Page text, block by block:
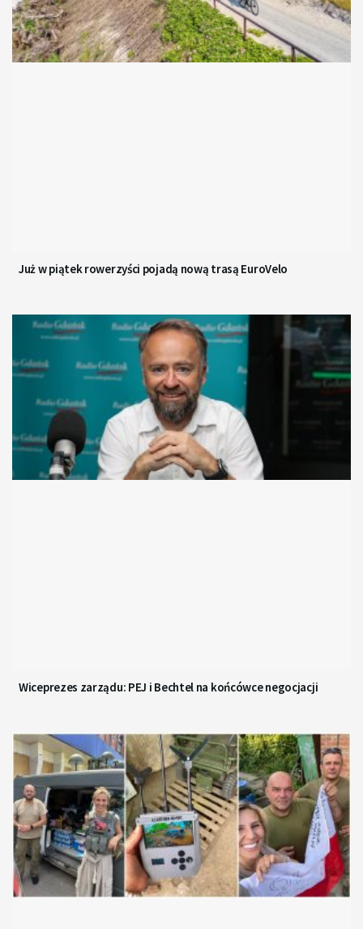
Już w piątek rowerzyści pojadą nową trasą EuroVelo
Wiceprezes zarządu: PEJ i Bechtel na końcówce negocjacji